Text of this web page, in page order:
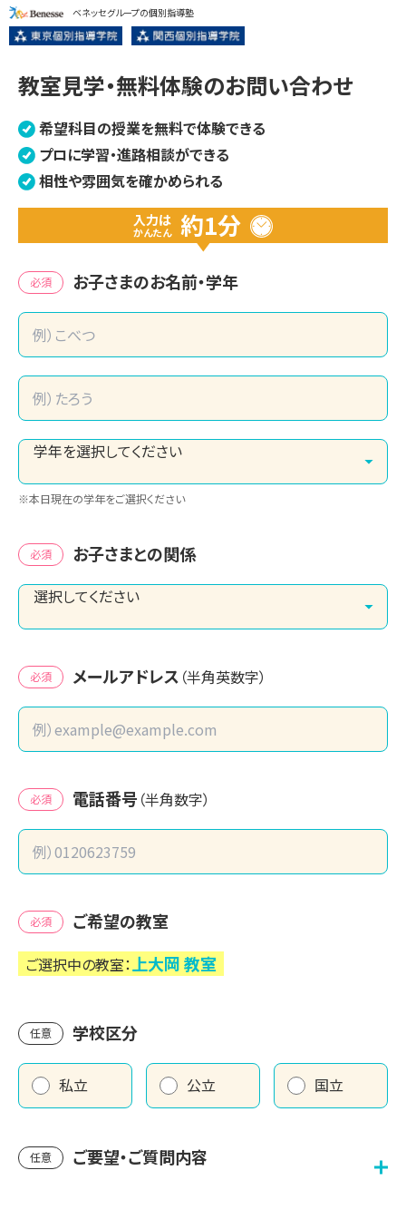
ベネッセグループの個別指導塾
教室見学・無料体験のお問い合わせ
希望科目の授業を無料で体験できる
プロに学習・進路相談ができる
相性や雰囲気を確かめられる
入力は
かんたん 約1分
必須 お子さまのお名前・学年
※本日現在の学年をご選択ください
必須 お子さまとの関係
必須 メールアドレス （半角英数字）
必須 電話番号 （半角数字）
必須 ご希望の教室
ご選択中の教室：上大岡教室
任意 学校区分
私立 公立 国立
任意 ご要望・ご質問内容